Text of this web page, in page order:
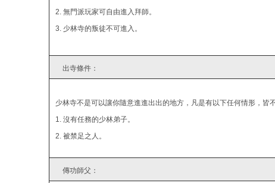
2. 無門派玩家可自由進入拜師。
3. 少林寺的叛徒不可進入。
出寺條件：
少林寺不是可以讓你隨意進進出出的地方，凡是有以下任何情形，皆
1. 沒有任務的少林弟子。
2. 被禁足之人。
傳功師父：